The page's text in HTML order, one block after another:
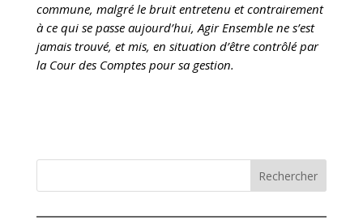
commune, malgré le bruit entretenu et contrairement
à ce qui se passe aujourd’hui, Agir Ensemble ne s’est
jamais trouvé, et mis, en situation d’être contrôlé par
la Cour des Comptes pour sa gestion.
Rechercher